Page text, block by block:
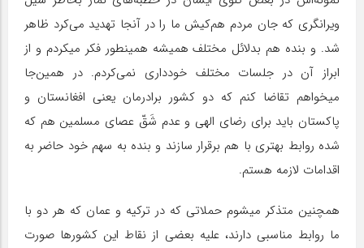
ویرانگری که جان مردم هم‌کیش ما را در آنجا تهدید می‌کرد ظاهر
شد. و بنده هم بدلائل مختلف همیشه همینطور فکر میکردم و از
ابراز آن در جلسات مختلف خودداری نمی‌کردم. در همین‌جا
میخواهم تقاضا کنم که دو کشور برادرمان یعنی افغانستان و
پاکستان باید برای رضای الهی و عدم شَقّ عصای مسلمین هم که
شده روابط بهتری با هم برقرار سازند و بنده به سهم خود حاضر به
اقدامات لازمه هستم.
همچنین متذکر میشوم حملاتی که در ترکیه و عمان که هر دو با
ما روابط مناسبی دارند، علیه بعضی از نقاط این کشورها صورت